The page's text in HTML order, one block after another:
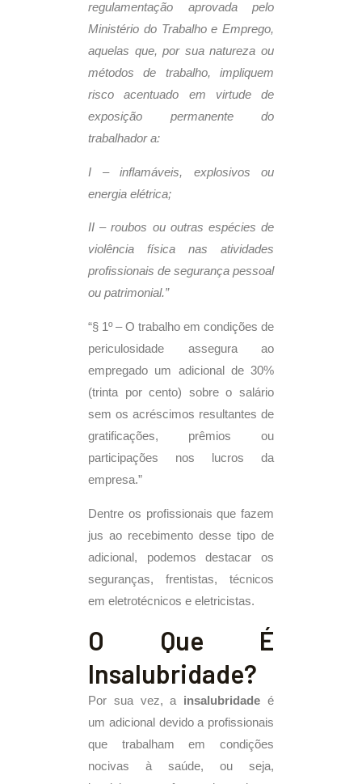
regulamentação aprovada pelo
Ministério do Trabalho e Emprego,
aquelas que, por sua natureza ou
métodos de trabalho, impliquem
risco acentuado em virtude de
exposição permanente do
trabalhador a:
I – inflamáveis, explosivos ou
energia elétrica;
II – roubos ou outras espécies de
violência física nas atividades
profissionais de segurança pessoal
ou patrimonial.”
“§ 1º – O trabalho em condições de
periculosidade assegura ao
empregado um adicional de 30%
(trinta por cento) sobre o salário
sem os acréscimos resultantes de
gratificações, prêmios ou
participações nos lucros da
empresa.”
Dentre os profissionais que fazem
jus ao recebimento desse tipo de
adicional, podemos destacar os
seguranças, frentistas, técnicos
em eletrotécnicos e eletricistas.
O Que É
Insalubridade?
Por sua vez, a insalubridade é
um adicional devido a profissionais
que trabalham em condições
nocivas à saúde, ou seja,